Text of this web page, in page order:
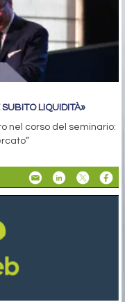
LIQUIDITÀ»
nel corso del seminario: